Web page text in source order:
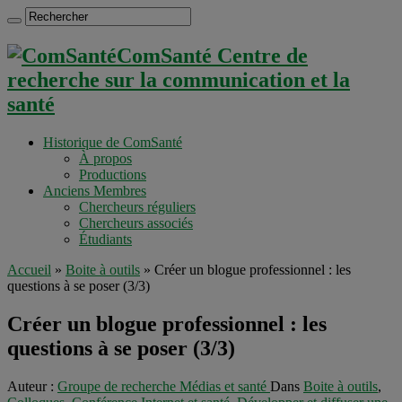
ComSanté Centre de
recherche sur la communication et la
santé
Historique de ComSanté
À propos
Productions
Anciens Membres
Chercheurs réguliers
Chercheurs associés
Étudiants
Accueil » Boite à outils » Créer un blogue professionnel : les
questions à se poser (3/3)
Créer un blogue professionnel : les
questions à se poser (3/3)
Auteur : Groupe de recherche Médias et santé Dans Boite à outils,